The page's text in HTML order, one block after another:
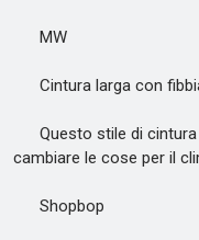
MW
Cintura larga con
Questo stile di cintura
cambiare le cose per il
Shopbop